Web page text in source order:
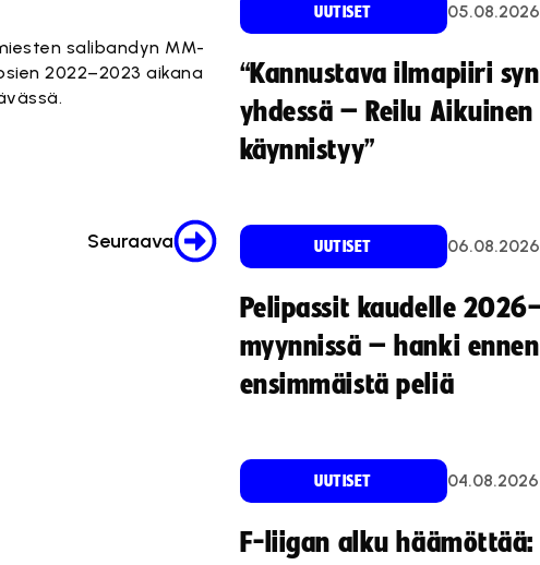
salibandyn MM-
2022–2023 aikana
Seuraava
UUTISET 05.08.2026
“Kannustava ilmapiiri
yhdessä – Reilu
käynnistyy”
UUTISET 06.08.2026
Pelipassit kaudelle
myynnissä – hanki ennen
ensimmäistä peliä
UUTISET 04.08.2026
F-liigan alku häämöttää: